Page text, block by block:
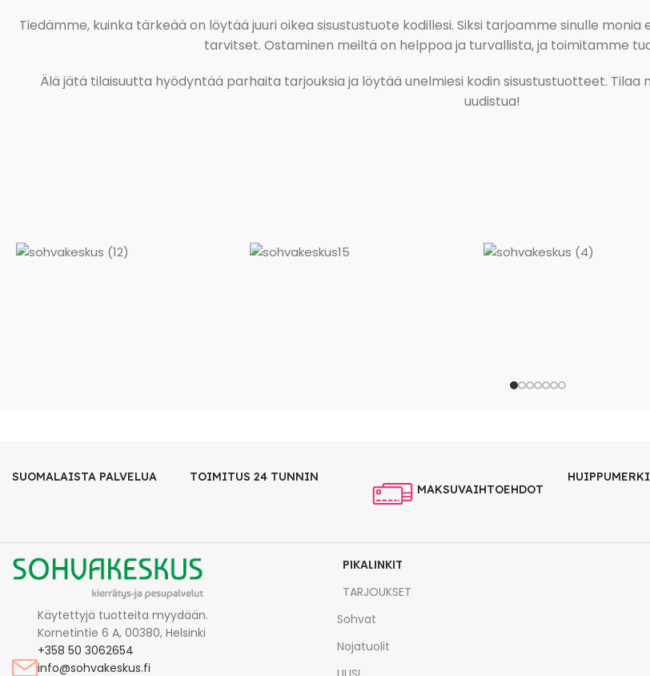
Tiedämme, kuinka tärkeää on löytää juuri oikea sisustustuote kodillesi. Siksi tarjoamme sinulle
tarvitset. Ostaminen meiltä on helppoa ja turvallista, ja toimitamme
Älä jätä tilaisuutta hyödyntää parhaita tarjouksia ja löytää unelmiesi kodin sisustustuotteet.
uudistua!
SUOMALAISTA PALVELUA
TOIMITUS 24 TUNNIN
MAKSUVAIHTOEHDOT
Käytettyjä tuotteita myydään.
Kornetintie 6 A, 00380, Helsinki
+358 50 3062654
info@sohvakeskus.fi
PIKALINKIT
TARJOUKSET
Sohvat
Nojatuolit